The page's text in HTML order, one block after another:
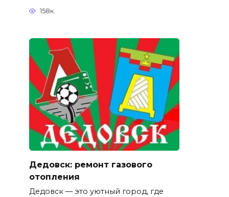
158к.
Дедовск: ремонт газового
отопления
Дедовск — это уютный город, где